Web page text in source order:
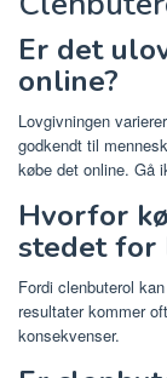
Er det
online?
Lovgivningen
godkendt til
købe det online. Gå
Hvorfor
stedet for
Fordi clenbuterol
resultater kommer
konsekvenser.